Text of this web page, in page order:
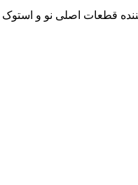
قطعات اصلی نو و